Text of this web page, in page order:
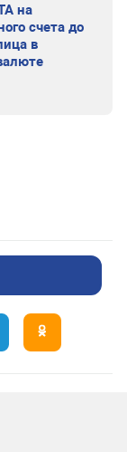
на
счета до
в